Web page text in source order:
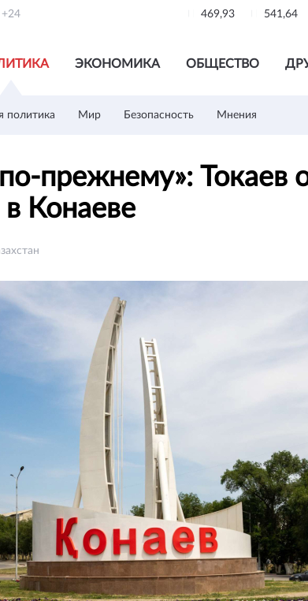
+24 469,93 541,64
ЭКОНОМИКА ОБЩЕСТВО
политика Мир Безопасность Мнения
прежнему»: Токаев
в Конаеве